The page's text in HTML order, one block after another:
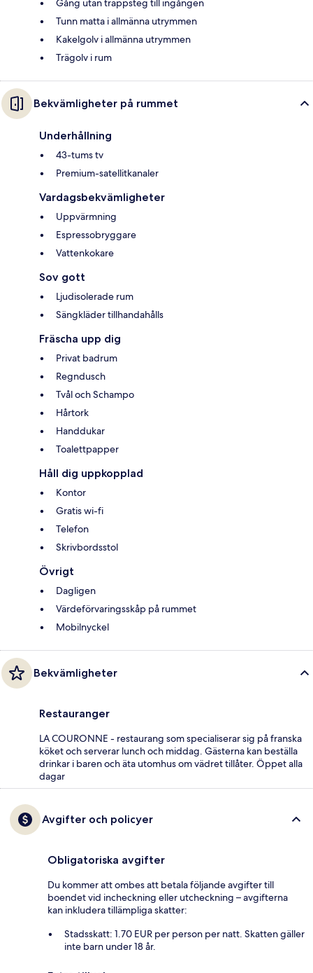
Gång utan trappsteg till ingången
Tunn matta i allmänna utrymmen
Kakelgolv i allmänna utrymmen
Trägolv i rum
Bekvämligheter på rummet
Underhållning
43-tums tv
Premium-satellitkanaler
Vardagsbekvämligheter
Uppvärmning
Espressobryggare
Vattenkokare
Sov gott
Ljudisolerade rum
Sängkläder tillhandahålls
Fräscha upp dig
Privat badrum
Regndusch
Tvål och Schampo
Hårtork
Handdukar
Toalettpapper
Håll dig uppkopplad
Kontor
Gratis wi-fi
Telefon
Skrivbordsstol
Övrigt
Dagligen
Värdeförvaringsskåp på rummet
Mobilnyckel
Bekvämligheter
Restauranger
LA COURONNE - restaurang som specialiserar sig på franska
köket och serverar lunch och middag. Gästerna kan beställa
drinkar i baren och äta utomhus om vädret tillåter. Öppet alla
dagar
Avgifter och policyer
Obligatoriska avgifter
Du kommer att ombes att betala följande avgifter till
boendet vid incheckning eller utcheckning – avgifterna
kan inkludera tillämpliga skatter:
Stadsskatt: 1.70 EUR per person per natt. Skatten gäller
inte barn under 18 år.